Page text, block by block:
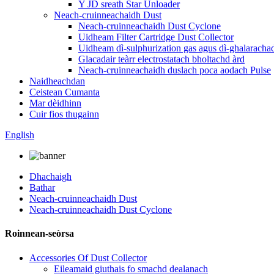
Y JD sreath Star Unloader
Neach-cruinneachaidh Dust
Neach-cruinneachaidh Dust Cyclone
Uidheam Filter Cartridge Dust Collector
Uidheam dì-sulphurization gas agus dì-
Glacadair teàrr electrostatach bholtachd àrd
Neach-cruinneachaidh duslach poca aodach Pulse
Naidheachdan
Ceistean Cumanta
Mar dèidhinn
Cuir fios thugainn
English
Dhachaigh
Bathar
Neach-cruinneachaidh Dust
Neach-cruinneachaidh Dust Cyclone
Roinnean-seòrsa
Accessories Of Dust Collector
Eileamaid giuthais fo smachd dealanach